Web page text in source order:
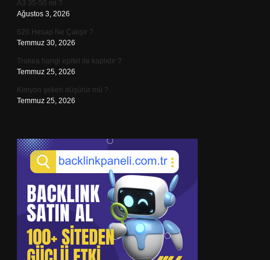
A3 35-50 mi ?
Ağustos 3, 2026
620 Hesap Ne Çalışır ?
Temmuz 30, 2026
Trakea hangi epitel ile kaplıdır ?
Temmuz 25, 2026
Kimyon şekeri düşürür mü ?
Temmuz 25, 2026